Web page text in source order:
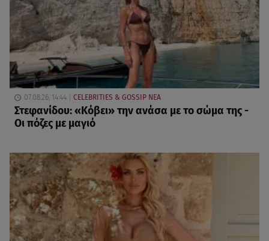
07.08.26, 14:44 CELEBRITIES & GOSSIP ΝΕΑ
Στεφανίδου: «Κόβει» την ανάσα με το σώμα της -
Οι πόζες με μαγιό